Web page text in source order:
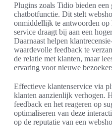
Plugins zoals Tidio bieden
chatbotfunctie. Dit stelt
onmiddellijk te antwoorden op
service draagt bij aan een
Daarnaast helpen
waardevolle feedback te
de relatie met klanten, maar
ervaring voor nieuwe
Effectieve klantenservice via
klanten aanzienlijk verhogen.
feedback en het reageren op
optimaliseren van deze
op de reputatie van een